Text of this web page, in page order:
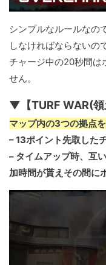
シンプルなルールなの
しなければならないので
チャージ中の20秒間は
せん。
▼【TURF WAR(領
マップ内の3つの拠点
– 13ポイント先取した
– タイムアップ時、互
加時間が貰えその間に